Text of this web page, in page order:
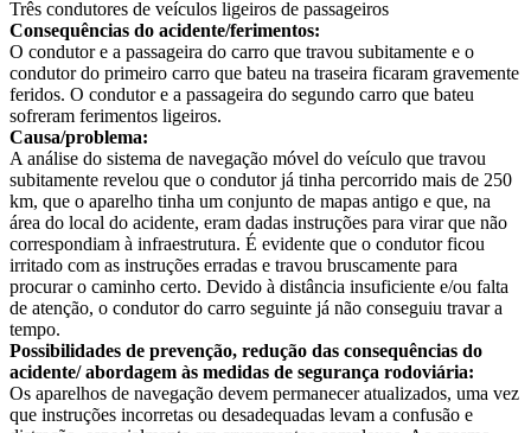
Três condutores de veículos ligeiros de passageiros
Consequências do acidente/ferimentos:
O condutor e a passageira do carro que travou subitamente e o
condutor do primeiro carro que bateu na traseira ficaram gravemente
feridos. O condutor e a passageira do segundo carro que bateu
sofreram ferimentos ligeiros.
Causa/problema:
A análise do sistema de navegação móvel do veículo que travou
subitamente revelou que o condutor já tinha percorrido mais de 250
km, que o aparelho tinha um conjunto de mapas antigo e que, na
área do local do acidente, eram dadas instruções para virar que não
correspondiam à infraestrutura. É evidente que o condutor ficou
irritado com as instruções erradas e travou bruscamente para
procurar o caminho certo. Devido à distância insuficiente e/ou falta
de atenção, o condutor do carro seguinte já não conseguiu travar a
tempo.
Possibilidades de prevenção, redução das consequências do
acidente/ abordagem às medidas de segurança rodoviária:
Os aparelhos de navegação devem permanecer atualizados, uma vez
que instruções incorretas ou desadequadas levam a confusão e